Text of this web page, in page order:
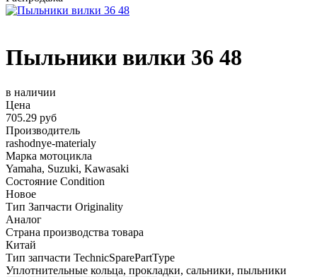
Пыльники вилки 36 48
в наличии
Цена
705.29 руб
Производитель
rashodnye-materialy
Марка мотоцикла
Yamaha, Suzuki, Kawasaki
Состояние Condition
Новое
Тип Запчасти Originality
Аналог
Страна производства товара
Китай
Тип запчасти TechnicSparePartType
Уплотнительные кольца, прокладки, сальники, пыльники